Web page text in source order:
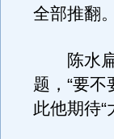
全部推翻。
陈水扁
题，“要不
此他期待“